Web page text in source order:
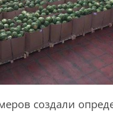
создали